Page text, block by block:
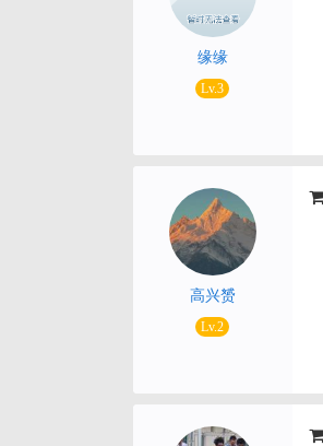
缘缘
Lv.3
高兴赟
Lv.2